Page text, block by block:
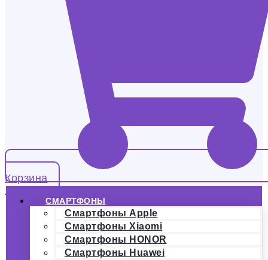
Корзина
СМАРТФОНЫ
Смартфоны Apple
Смартфоны Xiaomi
Смартфоны HONOR
Смартфоны Huawei